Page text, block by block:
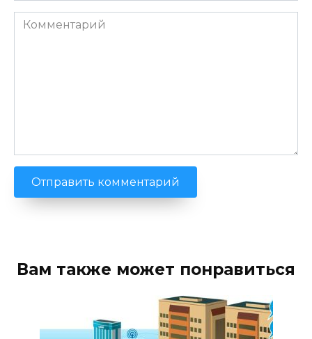
Комментарий
Вам также может понравиться